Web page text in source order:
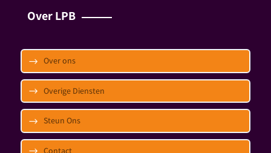
Over LPB
Over ons
Overige Diensten
Steun Ons
Contact